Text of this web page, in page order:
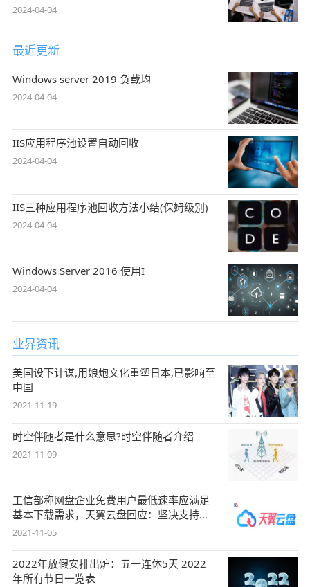
2024-04-04
最近更新
Windows server 2019 负载均
2024-04-04
IIS应用程序池设置自动回收
2024-04-04
IIS三种应用程序池回收方法小结(保姆级别)
2024-04-04
Windows Server 2016 使用I
2024-04-04
业界资讯
美国设下计谋,用娘炮文化重塑日本,已影响至
中国
2021-11-19
时空伴随者是什么意思?时空伴随者介绍
2021-11-09
工信部称网盘企业免费用户最低速率应满足
基本下载需求，天翼云盘回应：坚决支持，
始终
2021-11-05
2022年放假安排出炉：五一连休5天 2022
年所有节日一览表